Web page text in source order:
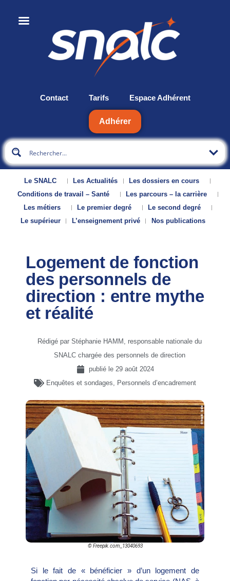
Contact Tarifs Espace Adhérent
Adhérer
Le SNALC Les Actualités
Les dossiers en cours
Conditions de travail – Santé
Les parcours – la carrière
Les métiers
Le premier degré
Le second degré
Le supérieur
L’enseignement privé Nos publications
Logement de fonction
des personnels de
direction : entre mythe
et réalité
Rédigé par Stéphanie HAMM, responsable nationale du
SNALC chargée des personnels de direction
publié le 29 août 2024
Enquêtes et sondages, Personnels d’encadrement
© Freepik.com_13040693
Si le fait de « bénéficier » d’un logement de